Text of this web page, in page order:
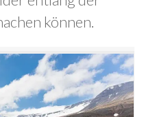
können.